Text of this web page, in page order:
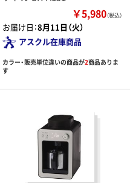
￥5,980（税込）
お届け日：8月11日（火）
アスクル在庫商品
カラー・販売単位違いの商品が2商品ありま
す